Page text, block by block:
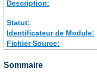
Description:
Statut:
Identificateur de Module:
Fichier Source:
Sommaire